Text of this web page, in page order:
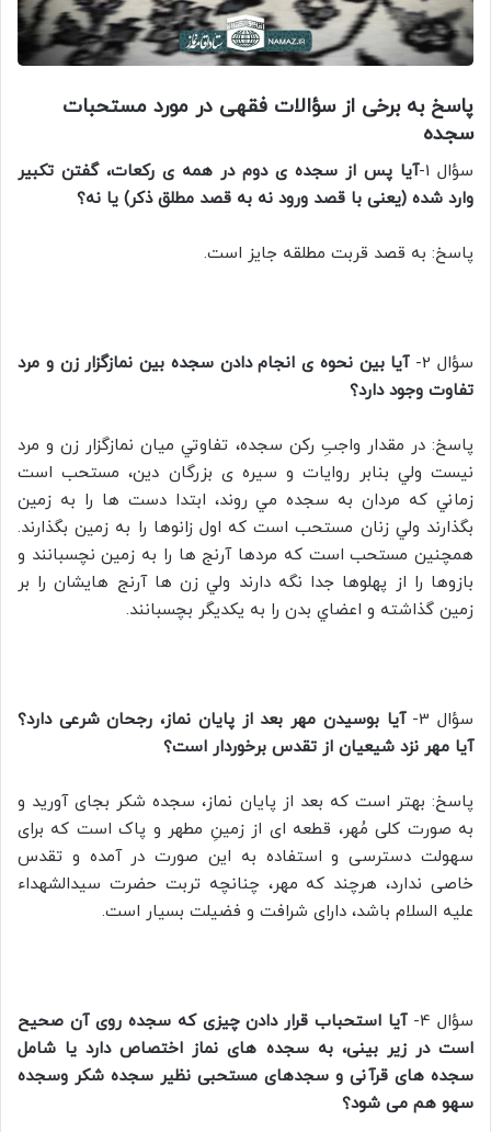
پاسخ به برخی از سؤالات فقهی در مورد مستحبات
سجده
سؤال 1-
آیا پس از سجده ی دوم در همه ی رکعات، گفتن تکبیر
وارد شده (یعنی با قصد ورود نه به قصد مطلق ذکر) یا نه؟
پاسخ: به قصد قربت مطلقه جایز است.‌
سؤال 2-
آیا بین نحوه ی انجام دادن سجده بین نمازگزار زن و مرد
تفاوت وجود دارد؟
پاسخ: در مقدار واجبِ رکن سجده، تفاوتي ميان نمازگزار زن و مرد
نيست ولي بنابر روایات و سیره ی بزرگان دین، مستحب است
زماني که مردان به سجده مي روند، ابتدا دست ها را به زمين
بگذارند ولي زنان مستحب است که اول زانوها را به زمين بگذارند.
همچنين مستحب است که مردها آرنج ها را به زمين نچسبانند و
بازوها را از پهلوها جدا نگه دارند ولي زن ها آرنج هایشان را بر
زمين گذاشته و اعضاي بدن را به يکديگر بچسبانند.‌
سؤال 3-
آیا بوسیدن مهر بعد از پایان نماز، رجحان شرعی دارد؟
آیا مهر نزد شیعیان از تقدس برخوردار است؟
پاسخ: بهتر است که بعد از پایان نماز، سجده شکر بجای آورید و
به صورت کلی مُهر، قطعه ای از زمینِ مطهر و پاک است که برای
سهولت دسترسی و استفاده به این صورت در آمده و تقدس
خاصی ندارد، هرچند که مهر، چنانچه تربت حضرت سیدالشهداء
علیه السلام باشد، دارای شرافت و فضیلت بسیار است.
سؤال 4-
آیا استحباب قرار دادن چیزی که سجده روی آن صحیح
است در زیر بینی، به سجده های نماز اختصاص دارد یا شامل
سجده های قرآنی و سجدهای مستحبی نظیر سجده شکر وسجده
سهو هم می شود؟